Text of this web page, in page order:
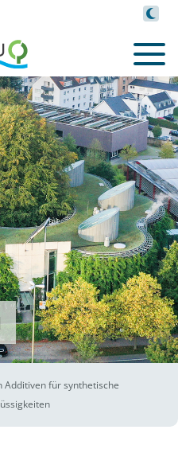
Additiven für synthetische